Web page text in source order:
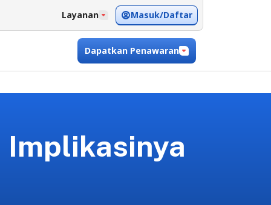
Layanan Masuk/Daftar
Dapatkan Penawaran
Implikasinya